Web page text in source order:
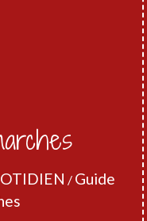
/ Guide